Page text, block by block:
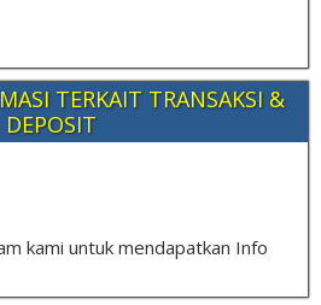
TERKAIT TRANSAKSI &
DEPOSIT
kami untuk mendapatkan Info